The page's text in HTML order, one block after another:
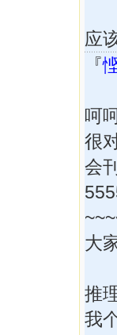
应
『
呵
很
会
大
推
我